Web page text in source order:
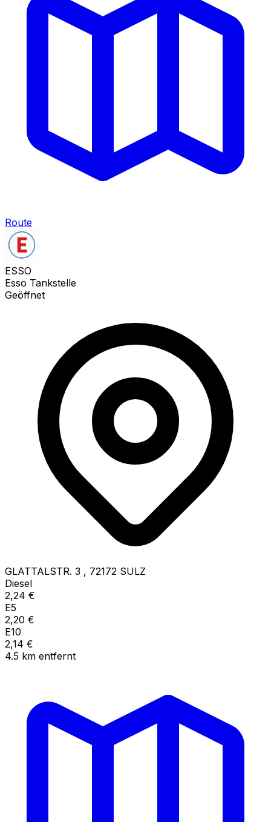
Route
ESSO
Esso Tankstelle
Geöffnet
GLATTALSTR. 3 , 72172 SULZ
Diesel
2,24 €
E5
2,20 €
E10
2,14 €
4.5 km entfernt